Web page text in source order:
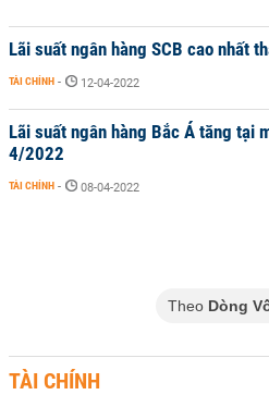
Lãi suất ngân hàng SCB cao nhất
TÀI CHÍNH - 12-04-2022
Lãi suất ngân hàng Bắc Á tăng tại
4/2022
TÀI CHÍNH - 08-04-2022
Theo Dòng
TÀI CHÍNH